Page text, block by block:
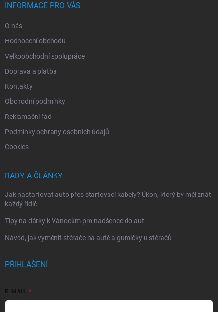
INFORMACE PRO VÁS
O nás
Hodnocení obchodu
Velkoobchodní spolupráce
Doprava a platba
Kontakty
Obchodní podmínky
Reklamační řád
Podmínky ochrany osobních údajů
Cookies
RADY A ČLÁNKY
Jak nastartovat auto přes startovací kabely? Úkon, který by měl znát
každý řidič
Tipy na dárky k Vánocům pro nadšence do aut
Návod, jak vyměnit stěrače na autě a gumičky u stěračů
PŘIHLÁŠENÍ
E-MAIL